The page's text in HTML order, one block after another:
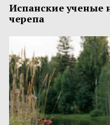
Испанские
черепа